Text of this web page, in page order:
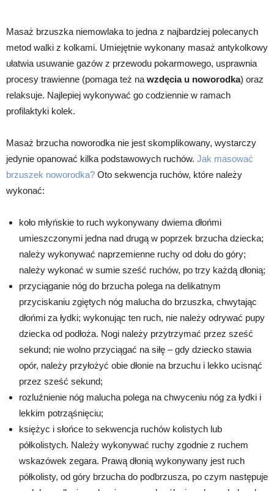
Masaż brzuszka niemowlaka to jedna z najbardziej polecanych
metod walki z kolkami. Umiejętnie wykonany masaż antykolkowy
ułatwia usuwanie gazów z przewodu pokarmowego, usprawnia
procesy trawienne (pomaga też na wzdęcia u noworodka) oraz
relaksuje. Najlepiej wykonywać go codziennie w ramach
profilaktyki kolek.
Masaż brzucha noworodka nie jest skomplikowany, wystarczy
jedynie opanować kilka podstawowych ruchów. Jak masować
brzuszek noworodka? Oto sekwencja ruchów, które należy
wykonać:
koło młyńskie to ruch wykonywany dwiema dłońmi
umieszczonymi jedna nad drugą w poprzek brzucha dziecka;
należy wykonywać naprzemienne ruchy od dołu do góry;
należy wykonać w sumie sześć ruchów, po trzy każdą dłonią;
przyciąganie nóg do brzucha polega na delikatnym
przyciskaniu zgiętych nóg malucha do brzuszka, chwytając
dłońmi za łydki; wykonując ten ruch, nie należy odrywać pupy
dziecka od podłoża. Nogi należy przytrzymać przez sześć
sekund; nie wolno przyciągać na siłę – gdy dziecko stawia
opór, należy przyłożyć obie dłonie na brzuchu i lekko ucisnąć
przez sześć sekund;
rozluźnienie nóg malucha polega na chwyceniu nóg za łydki i
lekkim potrząśnięciu;
księżyc i słońce to sekwencja ruchów kolistych lub
półkolistych. Należy wykonywać ruchy zgodnie z ruchem
wskazówek zegara. Prawą dłonią wykonywany jest ruch
półkolisty, od góry brzucha do podbrzusza, po czym następuje